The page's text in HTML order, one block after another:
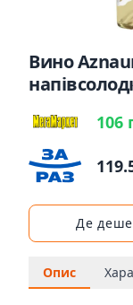
Вино
106
Де
Опис